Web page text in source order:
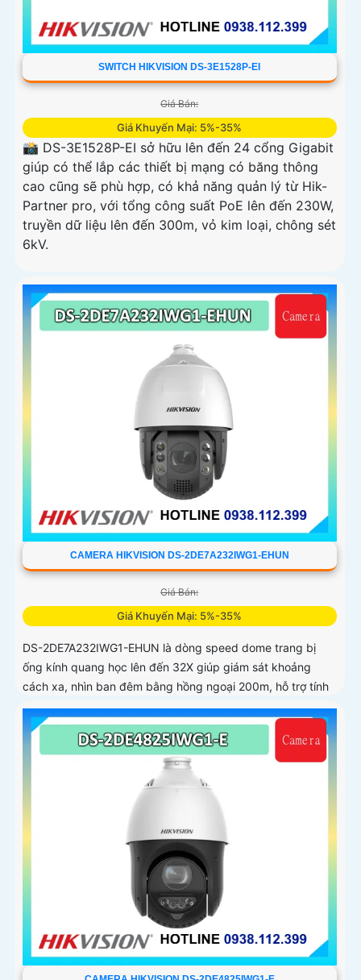
SWITCH HIKVISION DS-3E1528P-EI
Giá Bán:
Giá Khuyến Mại: 5%-35%
📸 DS-3E1528P-EI sở hữu lên đến 24 cổng Gigabit
giúp có thể lắp các thiết bị mạng có băng thông
cao cũng sẽ phù hợp, có khả năng quản lý từ Hik-
Partner pro, với tổng công suất PoE lên đến 230W,
truyền dữ liệu lên đến 300m, vỏ kim loại, chông sét
6kV.
CAMERA HIKVISION DS-2DE7A232IWG1-EHUN
Giá Bán:
Giá Khuyến Mại: 5%-35%
DS-2DE7A232IWG1-EHUN là dòng speed dome trang bị
ống kính quang học lên đến 32X giúp giám sát khoảng
cách xa, nhìn ban đêm bằng hồng ngoại 200m, hỗ trợ tính
năng AcuSense nâng cao hiệu quả giám sát an ninh, có tốc
độ lấy nét cao nhờ công nghệ Self-learning